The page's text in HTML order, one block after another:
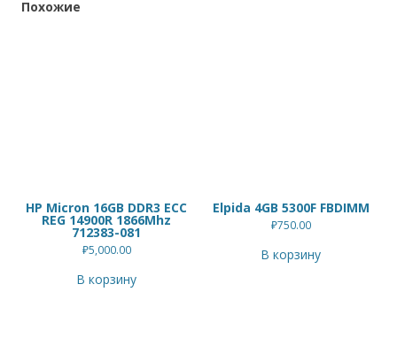
Похожие
HP Micron 16GB DDR3 ECC
REG 14900R 1866Mhz
712383-081
₽5,000.00
В корзину
Elpida 4GB 5300F FBDIMM
₽750.00
В корзину